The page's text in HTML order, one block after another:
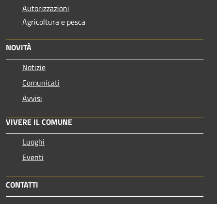
Autorizzazioni
Agricoltura e pesca
NOVITÀ
Notizie
Comunicati
Avvisi
VIVERE IL COMUNE
Luoghi
Eventi
CONTATTI